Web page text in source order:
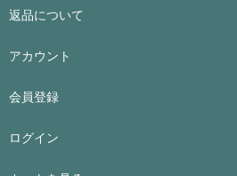
返品について
アカウント
会員登録
ログイン